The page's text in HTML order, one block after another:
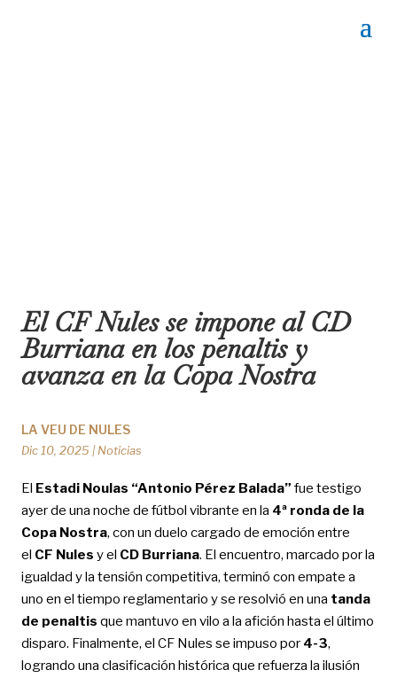
El CF Nules se impone al CD
Burriana en los penaltis y
avanza en la Copa Nostra
LA VEU DE NULES
Dic 10, 2025 | Noticias
El Estadi Noulas “Antonio Pérez Balada” fue testigo
ayer de una noche de fútbol vibrante en la 4ª ronda de la
Copa Nostra, con un duelo cargado de emoción entre
el CF Nules y el CD Burriana. El encuentro, marcado por la
igualdad y la tensión competitiva, terminó con empate a
uno en el tiempo reglamentario y se resolvió en una tanda
de penaltis que mantuvo en vilo a la afición hasta el último
disparo. Finalmente, el CF Nules se impuso por 4-3,
logrando una clasificación histórica que refuerza la ilusión